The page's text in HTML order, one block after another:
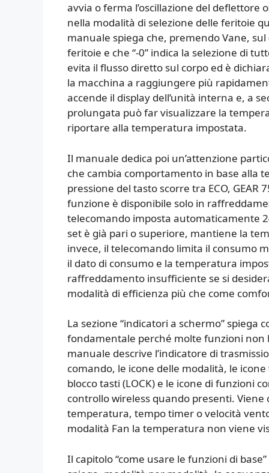
avvia o ferma l’oscillazione del deflettore
nella modalità di selezione delle feritoie
manuale spiega che, premendo Vane,
feritoie e che “-0” indica la selezione di
evita il flusso diretto sul corpo ed è
la macchina a raggiungere più
accende il display dell’unità interna e, a
prolungata può far visualizzare la
riportare alla temperatura impostata.
Il manuale dedica poi un’attenzione
che cambia comportamento in base alla
pressione del tasto scorre tra ECO, GEAR
funzione è disponibile solo in
telecomando imposta automaticamente
set è già pari o superiore, mantiene la
invece, il telecomando limita il consumo
il dato di consumo e la temperatura
raffreddamento insufficiente se si
modalità di efficienza più che come
La sezione “indicatori a schermo” spiega
fondamentale perché molte funzioni non
manuale descrive l’indicatore di
comando, le icone delle modalità, le
blocco tasti (LOCK) e le icone di funzioni
controllo wireless quando presenti.
temperatura, tempo timer o velocità
modalità Fan la temperatura non viene
Il capitolo “come usare le funzioni di